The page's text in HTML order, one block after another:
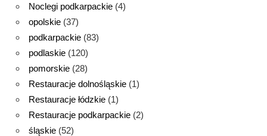
Noclegi podkarpackie (4)
opolskie (37)
podkarpackie (83)
podlaskie (120)
pomorskie (28)
Restauracje dolnośląskie (1)
Restauracje łódzkie (1)
Restauracje podkarpackie (2)
śląskie (52)